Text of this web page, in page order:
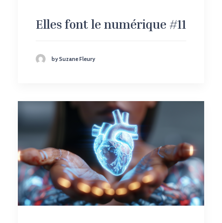
Elles font le numérique #11
by Suzane Fleury